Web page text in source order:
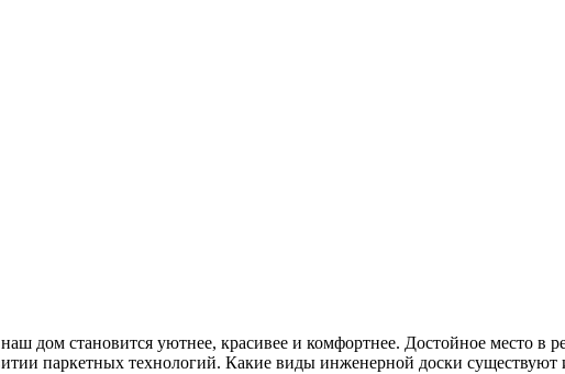
дом становится уютнее, красивее и комфортнее. Достойное место в
паркетных технологий. Какие виды инженерной доски